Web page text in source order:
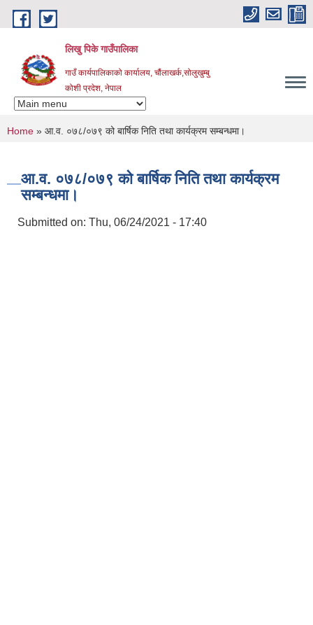
Skip to main content
लिखु पिके गाउँपालिका
गाउँ कार्यपालिकाको कार्यालय, चौंलाखर्क,सोलुखुम्बु
कोशी प्रदेश, नेपाल
You are here
Home » आ.व. ०७८/०७९ को बार्षिक निति तथा कार्यक्रम सम्बन्धमा।
आ.व. ०७८/०७९ को बार्षिक निति तथा कार्यक्रम
सम्बन्धमा।
Submitted on: Thu, 06/24/2021 - 17:40